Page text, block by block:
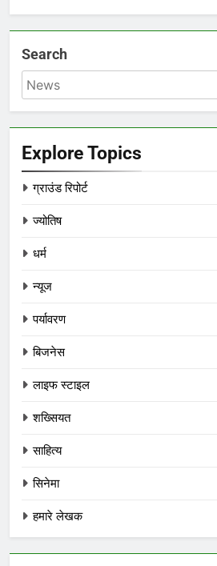
Search
Explore Topics
ग्राउंड रिपोर्ट
ज्योतिष
धर्म
न्यूज
पर्यावरण
बिजनेस
लाइफ स्टाइल
शख्सियत
साहित्य
सिनेमा
हमारे लेखक